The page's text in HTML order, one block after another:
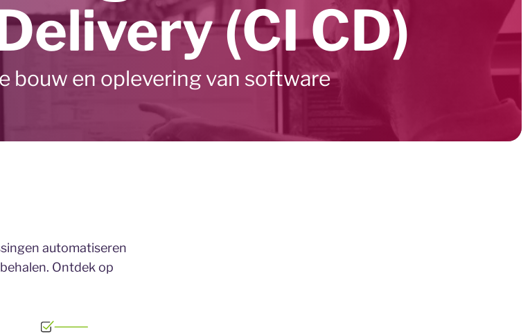
(CI CD)
bouw en oplevering van software
automatiseren
Ontdek op